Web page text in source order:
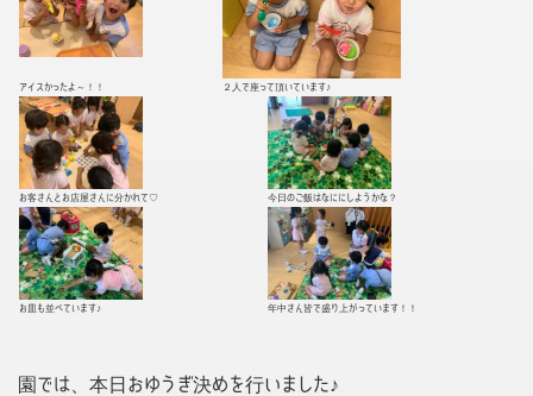
アイスかったよ～！！ ２人で座って頂いています♪
お客さんとお店屋さんに分かれて♡ 今日のご飯はなににしようかな？
お皿も並べています♪ 年中さん皆で盛り上がっています！！
園では、本日おゆうぎ決めを行いました♪